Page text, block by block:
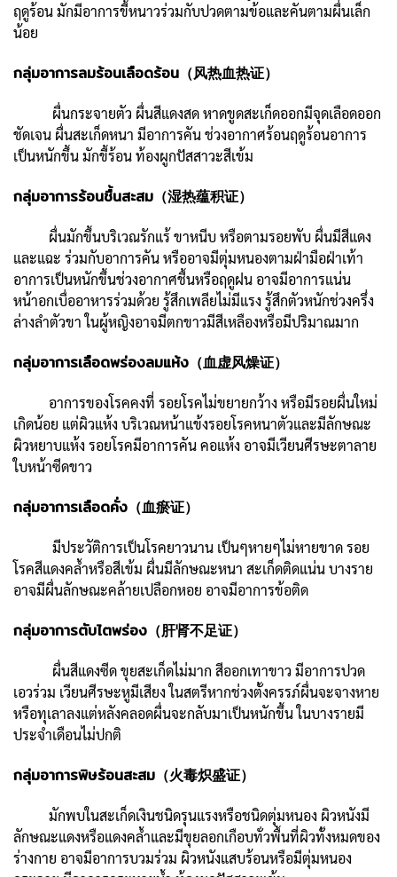
ฤดูร้อน มักมีอาการขี้หนาวร่วมกับปวดตามข้อและคันตามผื่นเล็ก
น้อย
กลุ่มอาการลมร้อนเลือดร้อน（风热血热证）
ผื่นกระจายตัว ผื่นสีแดงสด หาดขูดสะเก็ดออกมีจุดเลือดออก
ชัดเจน ผื่นสะเก็ดหนา มีอาการคัน ช่วงอากาศร้อนฤดูร้อนอาการ
เป็นหนักขึ้น มักขี้ร้อน ท้องผูกปัสสาวะสีเข้ม
กลุ่มอาการร้อนชื้นสะสม（湿热蕴积证）
ผื่นมักขึ้นบริเวณรักแร้ ขาหนีบ หรือตามรอยพับ ผื่นมีสีแดง
และแฉะ ร่วมกับอาการคัน หรืออาจมีตุ่มหนองตามฝ่ามือฝ่าเท้า
อาการเป็นหนักขึ้นช่วงอากาศชื้นหรือฤดูฝน อาจมีอาการแน่น
หน้าอกเบื่ออาหารร่วมด้วย รู้สึกเพลียไม่มีแรง รู้สึกตัวหนักช่วงครึ่ง
ล่างลำตัวขา ในผู้หญิงอาจมีตกขาวมีสีเหลืองหรือมีปริมาณมาก
กลุ่มอาการเลือดพร่องลมแห้ง（血虚风燥证）
อาการของโรคคงที่ รอยโรคไม่ขยายกว้าง หรือมีรอยผื่นใหม่
เกิดน้อย แต่ผิวแห้ง บริเวณหน้าแข้งรอยโรคหนาตัวและมีลักษณะ
ผิวหยาบแห้ง รอยโรคมีอาการคัน คอแห้ง อาจมีเวียนศีรษะตาลาย
ใบหน้าซีดขาว
กลุ่มอาการเลือดคั่ง（血瘀证）
มีประวัติการเป็นโรคยาวนาน เป็นๆหายๆไม่หายขาด รอย
โรคสีแดงคล้ำหรือสีเข้ม ผื่นมีลักษณะหนา สะเก็ดติดแน่น บางราย
อาจมีผื่นลักษณะคล้ายเปลือกหอย อาจมีอาการข้อติด
กลุ่มอาการตับไตพร่อง（肝肾不足证）
ผื่นสีแดงซีด ขุยสะเก็ดไม่มาก สีออกเทาขาว มีอาการปวด
เอวร่วม เวียนศีรษะหูมีเสียง ในสตรีหากช่วงตั้งครรภ์ผื่นจะจางหาย
หรือทุเลาลงแต่หลังคลอดผื่นจะกลับมาเป็นหนักขึ้น ในบางรายมี
ประจำเดือนไม่ปกติ
กลุ่มอาการพิษร้อนสะสม（火毒炽盛证）
มักพบในสะเก็ดเงินชนิดรุนแรงหรือชนิดตุ่มหนอง ผิวหนังมี
ลักษณะแดงหรือแดงคล้ำและมีขุยลอกเกือบทั่วพื้นที่ผิวทั้งหมดของ
ร่างกาย อาจมีอาการบวมร่วม ผิวหนังแสบร้อนหรือมีตุ่มหนอง